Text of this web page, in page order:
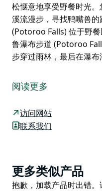
松惬意地享受野餐时光
溪流漫步，寻找鸭嘴兽
(Potoroo Falls) 位于野
鲁瀑布步道 (Potoroo
步穿过雨林，最后在瀑布
(Potoroo picnic area) 风
所。这里配备了遮阳桌椅
松惬意地享受野餐时光
溪流漫步，寻找鸭嘴兽的
番，绝对值得一去。
阅读更多
访问网站
联系我们
Product
List
更多类似产品
Product
抱歉，加载产品时出错。